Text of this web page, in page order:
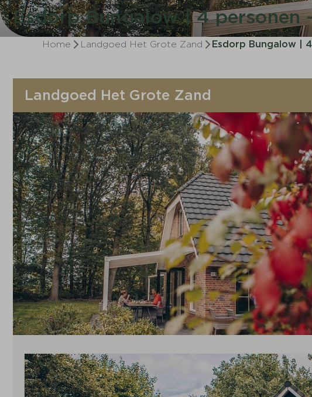
Esdorp Bungalow | 4 personen
Home Landgoed Het Grote Zand Esdorp Bungalow |
Landgoed Het Grote Zand